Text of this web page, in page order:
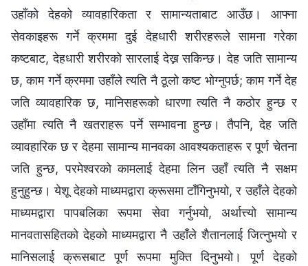
उहाँको देहको व्यावहारिकता र सामान्यताबाट आउँछ। आफ्ना
सेवकाइहरू गर्ने क्रममा दुई देहधारी शरीरहरूले सामना गरेका
कष्टबाट, देहधारी शरीरको सारलाई देख्न सकिन्छ। देह जति सामान्य
छ, काम गर्ने क्रममा उहाँले त्यति नै ठूलो कष्ट भोग्नुपर्छ; काम गर्ने देह
जति व्यावहारिक छ, मानिसहरूको धारणा त्यति नै कठोर हुन्छ र
उहाँमा त्यति नै खतराहरू पर्ने सम्भावना हुन्छ। तैपनि, देह जति
व्यावहारिक छ र देहमा सामान्य मानवका आवश्यकताहरू र पूर्ण चेतना
जति हुन्छ, परमेश्‍वरको कामलाई देहमा लिन उहाँ त्यति नै सक्षम
हुनुहुन्छ। येशू देहको माध्यमद्वारा क्रूसमा टाँगिनुभयो, र उहाँले देहको
माध्यमद्वारा पापबलिका रूपमा सेवा गर्नुभयो, अर्थात्त्यो सामान्य
मानवतासहितको देहको माध्यमद्वारा नै उहाँले शैतानलाई जित्नुभयो र
मानिसलाई क्रूसबाट पूर्ण रूपमा मुक्ति दिनुभयो। पूर्ण देहको